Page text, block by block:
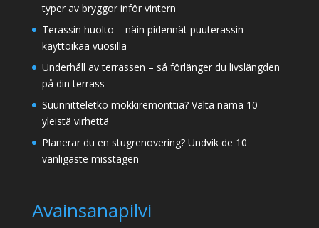
typer av bryggor inför vintern
Terassin huolto – näin pidennät puuterassin
käyttöikää vuosilla
Underhåll av terrassen – så förlänger du livslängden
på din terrass
Suunnitteletko mökkiremonttia? Vältä nämä 10
yleistä virhettä
Planerar du en stugrenovering? Undvik de 10
vanligaste misstagen
Avainsanapilvi